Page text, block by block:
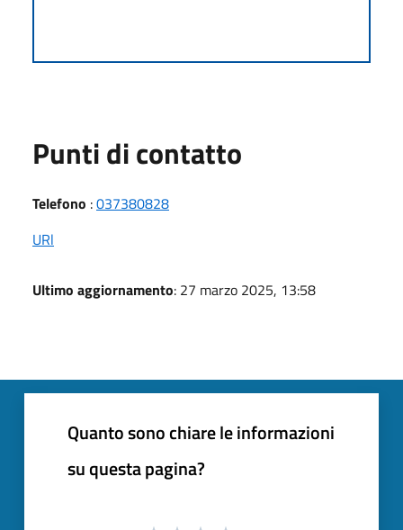
Punti di contatto
Telefono :037380828
URl
Ultimo aggiornamento: 27 marzo 2025, 13:58
Quanto sono chiare le informazioni
su questa pagina?